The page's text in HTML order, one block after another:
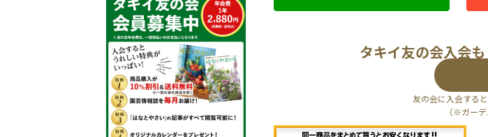
タキイ友の会入会
友の会に入会する
（※ガー